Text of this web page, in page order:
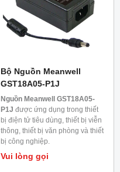
Bộ Nguồn Meanwell
GST18A05-P1J
Nguồn Meanwell GST18A05-
P1J được ứng dụng trong thiết
bị điện tử tiêu dùng, thiết bị viễn
thông, thiết bị văn phòng và thiết
bị công nghiệp.
Vui lòng gọi